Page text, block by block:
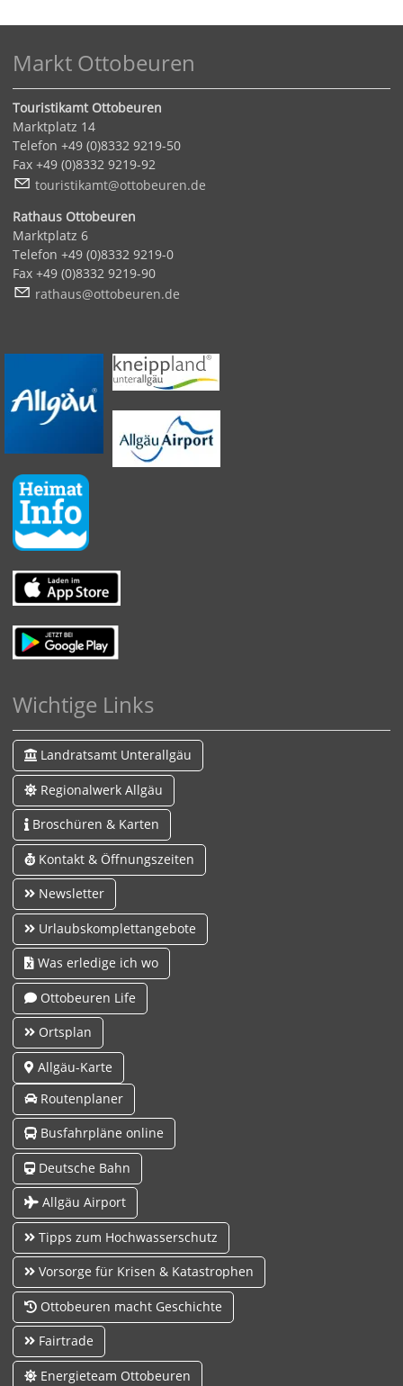
Markt Ottobeuren
Touristikamt Ottobeuren
Marktplatz 14
Telefon +49 (0)8332 9219-50
Fax +49 (0)8332 9219-92
t
r st k mt tt b r n d
Rathaus Ottobeuren
Marktplatz 6
Telefon +49 (0)8332 9219-0
Fax +49 (0)8332 9219-90
r th s tt b r n d
Wichtige Links
Landratsamt Unterallgäu
Regionalwerk Allgäu
Broschüren & Karten
Kontakt & Öffnungszeiten
Newsletter
Urlaubskomplettangebote
Was erledige ich wo
Ottobeuren Life
Ortsplan
Allgäu-Karte
Routenplaner
Busfahrpläne online
Deutsche Bahn
Allgäu Airport
Tipps zum Hochwasserschutz
Vorsorge für Krisen & Katastrophen
Ottobeuren macht Geschichte
Fairtrade
Energieteam Ottobeuren